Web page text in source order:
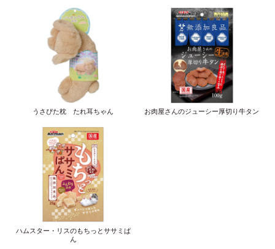
うさぴた枕 たれ耳ちゃん お肉屋さんのジューシー厚切り牛タン
ハムスター・リスのもちっとササミぱ
ん